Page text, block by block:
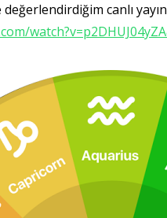
canlı